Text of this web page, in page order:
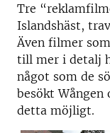
Tre
Islandshäst,
Även filmer
till mer i detalj
något som de
besökt
detta möjligt.